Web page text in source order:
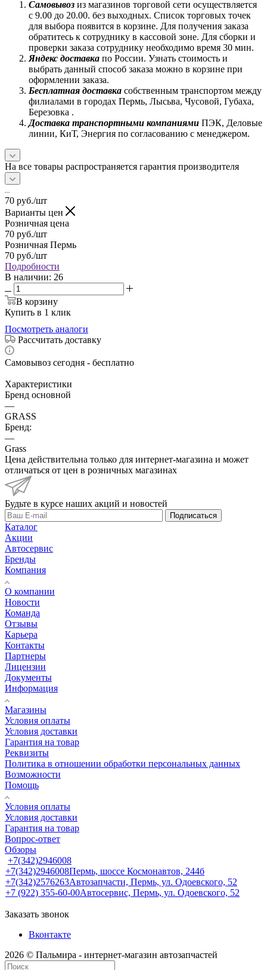
Самовывоз из магазинов торговой сети осуществляется
с 9.00 до 20.00. без выходных. Список торговых точек
для выбора появится в корзине. Для получения заказа
обратитесь к сотруднику в кассовой зоне. Для сборки и
проверки заказа сотруднику необходимо время 30 мин.
Яндекс доставка по России. Узнать стоимость и
выбрать данный способ заказа можно в корзине при
оформлении заказа.
Бесплатная доставка собственным транспортом между
филиалами в городах Пермь, Лысьва, Чусовой, Губаха,
Березовка .
Доставка транспортными компаниями ПЭК, Деловые
линии, КиТ, Энергия по согласованию с менеджером.
На все товары распространяется гарантия производителя
70 руб./шт
Варианты цен
Розничная цена
70 руб./шт
Розничная Пермь
70 руб./шт
Подробности
В наличии: 26
В корзину
Купить в 1 клик
Посмотреть аналоги
Рассчитать доставку
Самовывоз сегодня - бесплатно
Характеристики
Бренд основной
—
GRASS
Бренд:
—
Grass
Цена действительна только для интернет-магазина и может
отличаться от цен в розничных магазинах
Будьте в курсе наших акций и новостей
Подписаться
Каталог
Акции
Автосервис
Бренды
Компания
О компании
Новости
Команда
Отзывы
Карьера
Контакты
Партнеры
Лицензии
Документы
Информация
Магазины
Условия оплаты
Условия доставки
Гарантия на товар
Реквизиты
Политика в отношении обработки персональных данных
Возможности
Помощь
Условия оплаты
Условия доставки
Гарантия на товар
Вопрос-ответ
Обзоры
+7(342)2946008
+7(342)2946008Пермь, шоссе Космонавтов, 244б
+7(342)2576263Автозапчасти, Пермь, ул. Одоевского, 52
+7 (922) 355-60-00Автосервис, Пермь, ул. Одоевского, 52
Заказать звонок
Вконтакте
2026 © Пальмира - интернет-магазин автозапчастей